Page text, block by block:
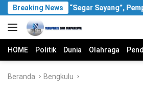
Langsung
ke
konten
Breaking News
Soal Video “Segar Sayang”, Pemprov
HOME Politik Dunia Olahraga
Beranda Bengkulu